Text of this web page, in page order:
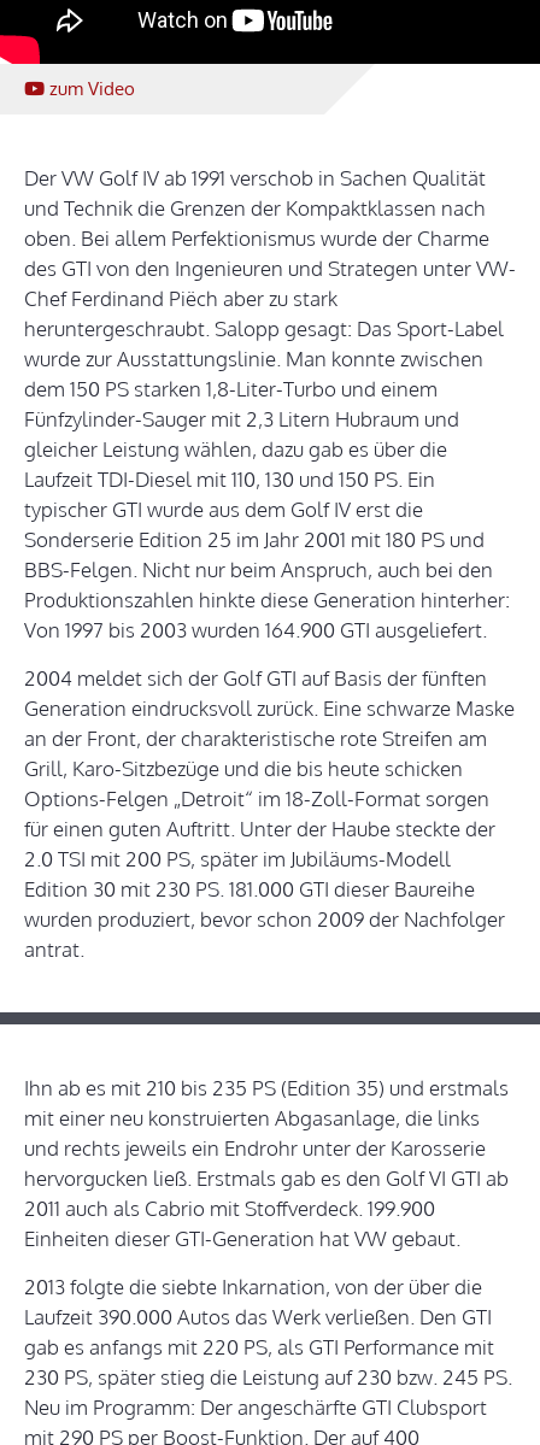
zum Video
Der VW Golf IV ab 1991 verschob in Sachen Qualität
und Technik die Grenzen der Kompaktklassen nach
oben. Bei allem Perfektionismus wurde der Charme
des GTI von den Ingenieuren und Strategen unter VW-
Chef Ferdinand Piëch aber zu stark
heruntergeschraubt. Salopp gesagt: Das Sport-Label
wurde zur Ausstattungslinie. Man konnte zwischen
dem 150 PS starken 1,8-Liter-Turbo und einem
Fünfzylinder-Sauger mit 2,3 Litern Hubraum und
gleicher Leistung wählen, dazu gab es über die
Laufzeit TDI-Diesel mit 110, 130 und 150 PS. Ein
typischer GTI wurde aus dem Golf IV erst die
Sonderserie Edition 25 im Jahr 2001 mit 180 PS und
BBS-Felgen. Nicht nur beim Anspruch, auch bei den
Produktionszahlen hinkte diese Generation hinterher:
Von 1997 bis 2003 wurden 164.900 GTI ausgeliefert.
2004 meldet sich der Golf GTI auf Basis der fünften
Generation eindrucksvoll zurück. Eine schwarze Maske
an der Front, der charakteristische rote Streifen am
Grill, Karo-Sitzbezüge und die bis heute schicken
Options-Felgen „Detroit“ im 18-Zoll-Format sorgen
für einen guten Auftritt. Unter der Haube steckte der
2.0 TSI mit 200 PS, später im Jubiläums-Modell
Edition 30 mit 230 PS. 181.000 GTI dieser Baureihe
wurden produziert, bevor schon 2009 der Nachfolger
antrat.
Ihn ab es mit 210 bis 235 PS (Edition 35) und erstmals
mit einer neu konstruierten Abgasanlage, die links
und rechts jeweils ein Endrohr unter der Karosserie
hervorgucken ließ. Erstmals gab es den Golf VI GTI ab
2011 auch als Cabrio mit Stoffverdeck. 199.900
Einheiten dieser GTI-Generation hat VW gebaut.
2013 folgte die siebte Inkarnation, von der über die
Laufzeit 390.000 Autos das Werk verließen. Den GTI
gab es anfangs mit 220 PS, als GTI Performance mit
230 PS, später stieg die Leistung auf 230 bzw. 245 PS.
Neu im Programm: Der angeschärfte GTI Clubsport
mit 290 PS per Boost-Funktion. Der auf 400